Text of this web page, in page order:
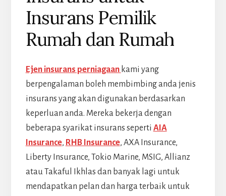
Insurans Pemilik
Rumah dan Rumah
Ejen insurans perniagaan kami yang
berpengalaman boleh membimbing anda jenis
insurans yang akan digunakan berdasarkan
keperluan anda. Mereka bekerja dengan
beberapa syarikat insurans seperti AIA
Insurance, RHB Insurance, AXA Insurance,
Liberty Insurance, Tokio Marine, MSIG, Allianz
atau Takaful Ikhlas dan banyak lagi untuk
mendapatkan pelan dan harga terbaik untuk